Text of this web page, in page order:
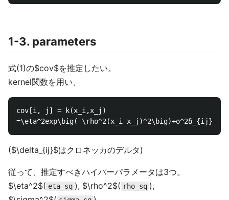
1-3. parameters
式(1)の$cov$を推定したい。
kernel関数を用い、
cov[i, j] = k(x_i,x_j)
($\delta_{ij}$はクロネッカのデルタ)
従って、推定すべきハイパーパラメータは3つ。
$\eta^2$( eta_sq ), $\rho^2$( rho_sq ),